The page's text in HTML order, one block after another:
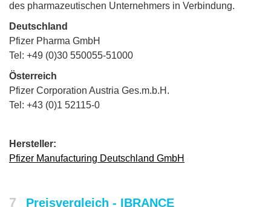
des pharmazeutischen Unternehmers in Verbindung.
Deutschland
Pfizer Pharma GmbH
Tel: +49 (0)30 550055-51000
Österreich
Pfizer Corporation Austria Ges.m.b.H.
Tel: +43 (0)1 52115-0
Hersteller:
Pfizer Manufacturing Deutschland GmbH
7 Preisvergleich - IBRANCE